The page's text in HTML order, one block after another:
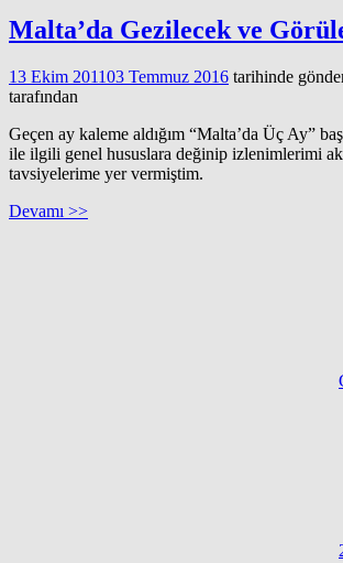
Malta’da Gezilecek ve
13 Ekim 201103 Temmuz 2016 tarihinde
tarafından
Geçen ay kaleme aldığım “Malta’da Üç Ay”
ile ilgili genel hususlara değinip izlenimlerimi
tavsiyelerime yer vermiştim.
Devamı >>